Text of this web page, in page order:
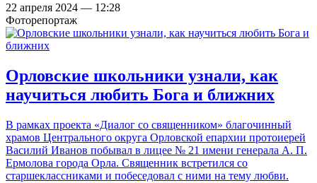
22 апреля 2024 — 12:28
Фоторепортаж
Орловские школьники узнали, как
научиться любить Бога и ближних
В рамках проекта «Диалог со священником» благочинный
храмов Центрального округа Орловской епархии протоиерей
Василий Иванов побывал в лицее № 21 имени генерала А. П.
Ермолова города Орла. Священник встретился со
старшеклассниками и побеседовал с ними на тему любви.